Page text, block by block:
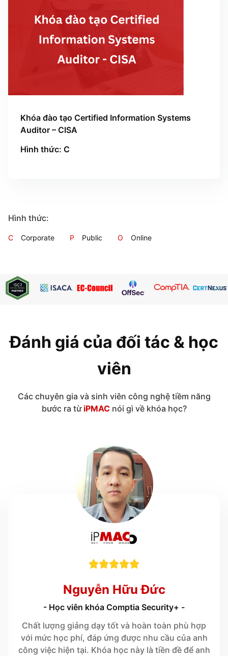
Khóa đào tạo Certified Information Systems
Auditor – CISA
Hình thức: C
Hình thức:
C Corporate P Public O Online
Đánh giá của đối tác & học
viên
Các chuyên gia và sinh viên công nghệ tiềm năng
bước ra từ iPMACnói gì về khóa học?

Nguyễn Hữu Đức
- Học viên khóa Comptia Security+ -
Chất lượng giảng dạy tốt và hoàn toàn phù hợp
với mức học phí, đáp ứng được nhu cầu của anh
công việc hiện tại. Khóa học này là tiền đề để anh